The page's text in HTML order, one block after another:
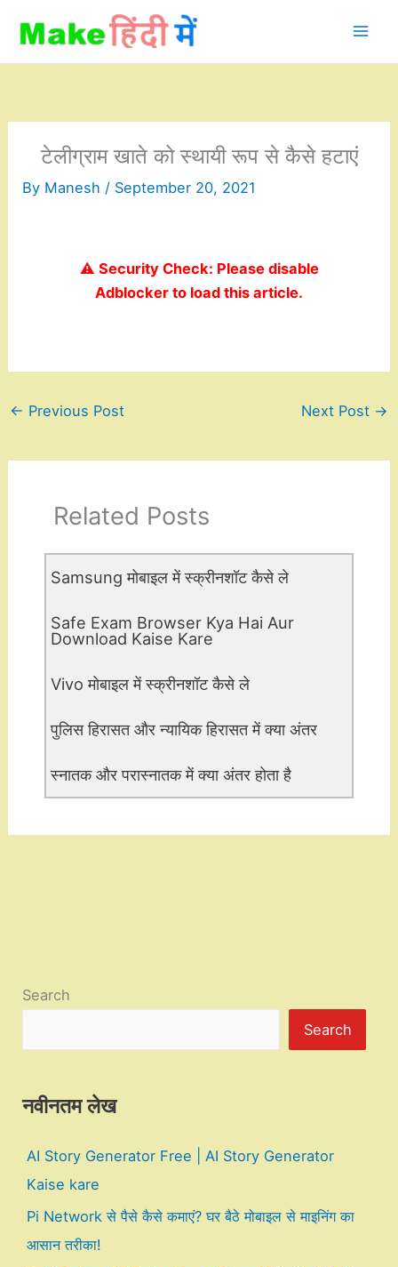
content
टेलीग्राम खाते को स्थायी रूप से कैसे हटाएं
By Manesh / September 20, 2021
⚠️ Security Check: Please disable
Adblocker to load this article.
← Previous Post Next Post →
Related Posts
Samsung मोबाइल में स्क्रीनशॉट कैसे ले
Safe Exam Browser Kya Hai Aur
Download Kaise Kare
Vivo मोबाइल में स्क्रीनशॉट कैसे ले
पुलिस हिरासत और न्यायिक हिरासत में क्या अंतर
स्नातक और परास्नातक में क्या अंतर होता है
Search
Search
नवीनतम लेख
AI Story Generator Free | AI Story Generator
Kaise kare
Pi Network से पैसे कैसे कमाएं? घर बैठे मोबाइल से माइनिंग का
आसान तरीका!